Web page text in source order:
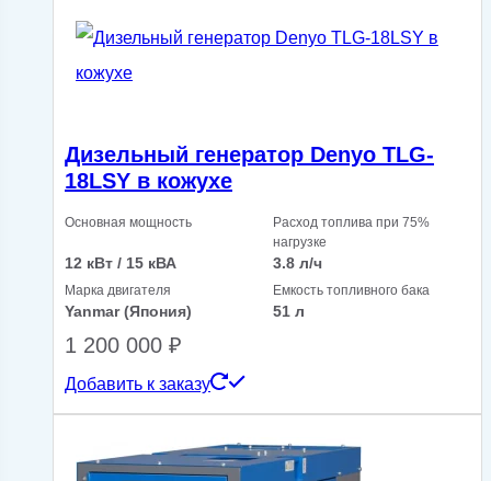
Дизельный генератор Denyo TLG-
18LSY в кожухе
Основная мощность
12 кВт / 15 кВА
Расход топлива при 75%
нагрузке
3.8 л/ч
Марка двигателя
Yanmar (Япония)
Емкость топливного бака
51 л
1 200 000 ₽
Добавить к заказу